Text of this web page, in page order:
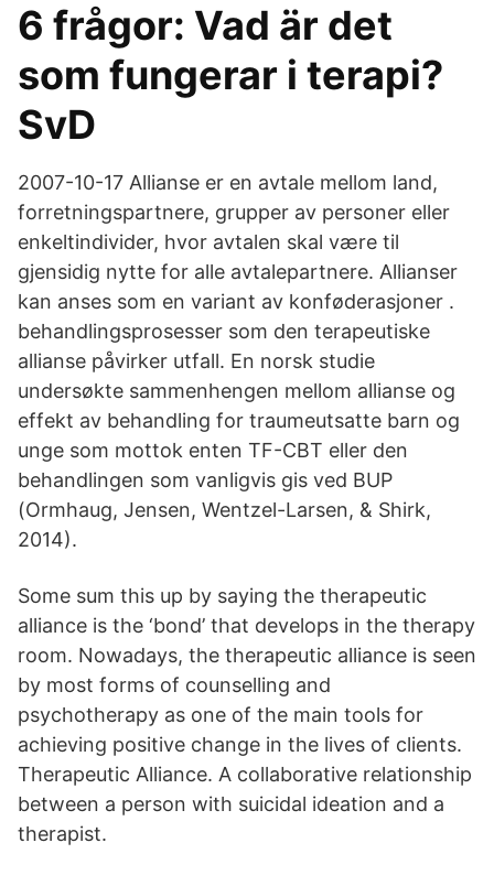
6 frågor: Vad är det
som fungerar i terapi?
SvD
2007-10-17 Allianse er en avtale mellom land,
forretningspartnere, grupper av personer eller
enkeltindivider, hvor avtalen skal være til
gjensidig nytte for alle avtalepartnere. Allianser
kan anses som en variant av konføderasjoner .
behandlingsprosesser som den terapeutiske
allianse påvirker utfall. En norsk studie
undersøkte sammenhengen mellom allianse og
effekt av behandling for traumeutsatte barn og
unge som mottok enten TF-CBT eller den
behandlingen som vanligvis gis ved BUP
(Ormhaug, Jensen, Wentzel-Larsen, & Shirk,
2014).
Some sum this up by saying the therapeutic
alliance is the ‘bond’ that develops in the therapy
room. Nowadays, the therapeutic alliance is seen
by most forms of counselling and
psychotherapy as one of the main tools for
achieving positive change in the lives of clients.
Therapeutic Alliance. A collaborative relationship
between a person with suicidal ideation and a
therapist.